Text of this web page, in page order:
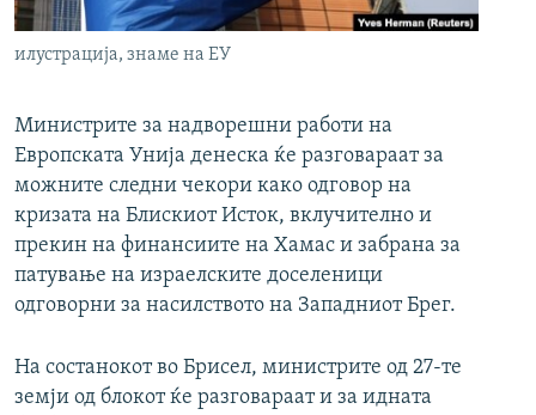
илустрација, знаме на ЕУ
Министрите за надворешни работи на
Европската Унија денеска ќе разговараат за
можните следни чекори како одговор на
кризата на Блискиот Исток, вклучително и
прекин на финансиите на Хамас и забрана за
патување на израелските доселеници
одговорни за насилството на Западниот Брег.
На состанокот во Брисел, министрите од 27-те
земји од блокот ќе разговараат и за идната